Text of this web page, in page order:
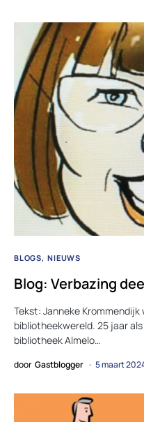
BLOGS NIEUWS
Blog: Verbazing
Tekst: Janneke
bibliotheekwereld. 25 jaar
bibliotheek Almelo…
door Gastblogger 5 maart